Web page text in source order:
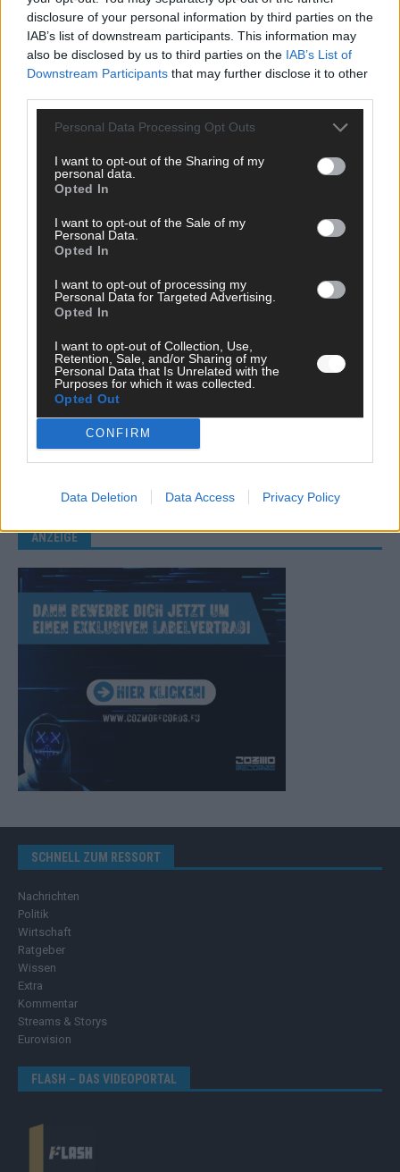
disclosure of your personal information by third parties on the
IAB’s list of downstream participants. This information may
also be disclosed by us to third parties on the IAB’s List of
Downstream Participants that may further disclose it to other
Personal Data Processing Opt Outs
I want to opt-out of the Sharing of my
personal data.
Opted In
I want to opt-out of the Sale of my
Personal Data.
Opted In
I want to opt-out of processing my
Personal Data for Targeted Advertising.
Opted In
I want to opt-out of Collection, Use,
Retention, Sale, and/or Sharing of my
Personal Data that Is Unrelated with the
Purposes for which it was collected.
Opted Out
CONFIRM
Data Deletion Data Access Privacy Policy
EUROVISION
Von Lugano bis Wien: Wie der ESC in 70 Jahren sein
Abstimmungssystem immer wieder neu erfunden hat
KEINE NEWS MEHR VERPASSEN
ANZEIGE
SCHNELL ZUM RESSORT
Nachrichten
Politik
Wirtschaft
Ratgeber
Wissen
Extra
Kommentar
Streams & Storys
Eurovision
FLASH – DAS VIDEOPORTAL